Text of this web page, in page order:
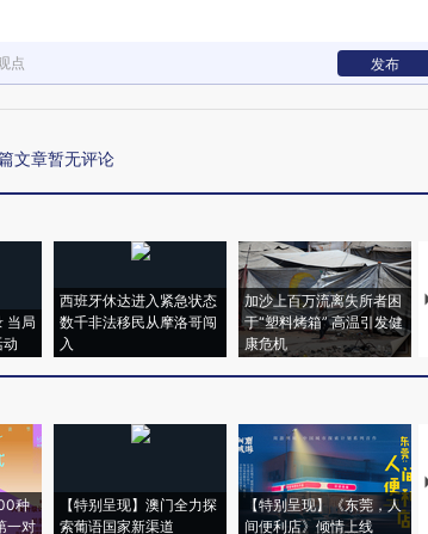
点 发布
文章暂无评论
当局
西班牙休达进入紧急状态
数千非法移民从摩洛哥闯
入
加沙上百万流离失所者困
于“塑料烤箱” 高温引发健
康危机
种
一对
【特别呈现】澳门全力探
索葡语国家新渠道
【特别呈现】《东莞，人
间便利店》倾情上线